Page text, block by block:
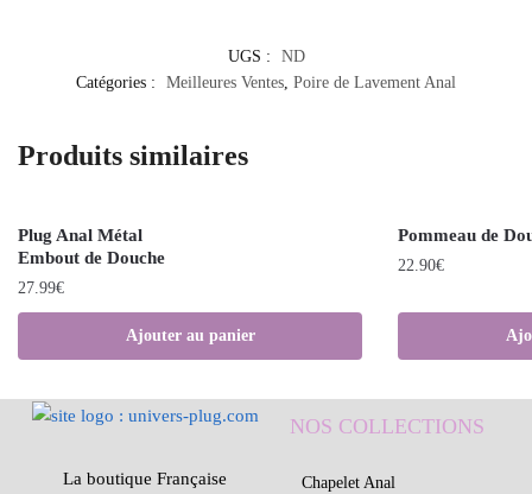
UGS :
ND
Catégories :
Meilleures Ventes, Poire de Lavement Anal
Produits similaires
Plug Anal Métal
Embout de Douche
27.99€
Ajouter au panier
Pommeau de
22.90€
La boutique Française
NOS COLLECTIONS
Chapelet Anal